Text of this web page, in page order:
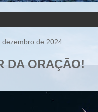
de 2024
DA ORAÇÃO!